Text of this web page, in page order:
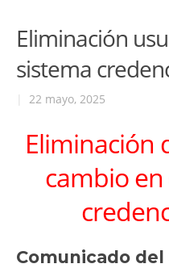
Eliminación
sistema
22 mayo, 2025
Eliminación
cambio
Comunicado